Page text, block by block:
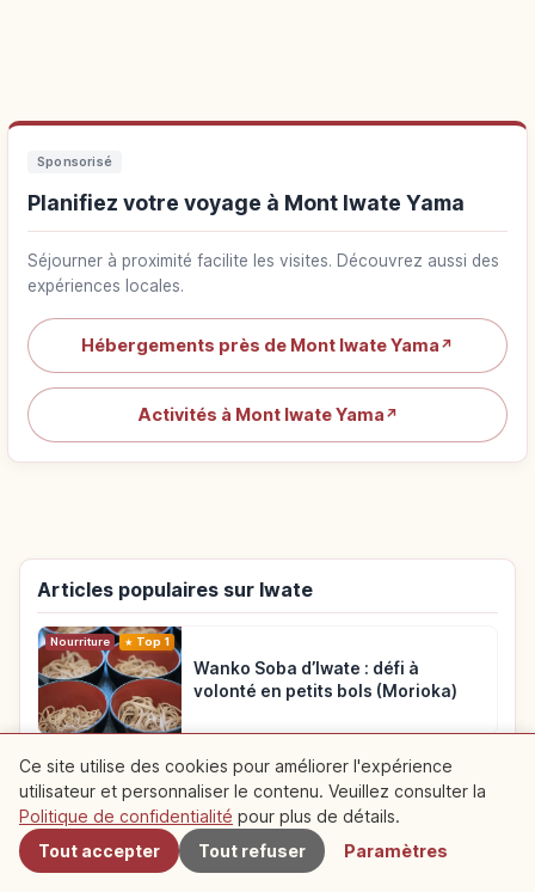
Sponsorisé
Planifiez votre voyage à Mont Iwate Yama
Séjourner à proximité facilite les visites. Découvrez aussi des
expériences locales.
Hébergements près de Mont Iwate Yama ↗
Activités à Mont Iwate Yama ↗
Articles populaires sur Iwate
Nourriture Top 1
Wanko Soba d’Iwate : défi à
volonté en petits bols (Morioka)
Voyage Top 2
Genbikei à Ichinoseki : gorges,
dango volant et balade
À proximité
Ce site utilise des cookies pour améliorer l'expérience
utilisateur et personnaliser le contenu. Veuillez consulter la
Politique de confidentialité pour plus de détails.
Tout accepter
Tout refuser Paramètres